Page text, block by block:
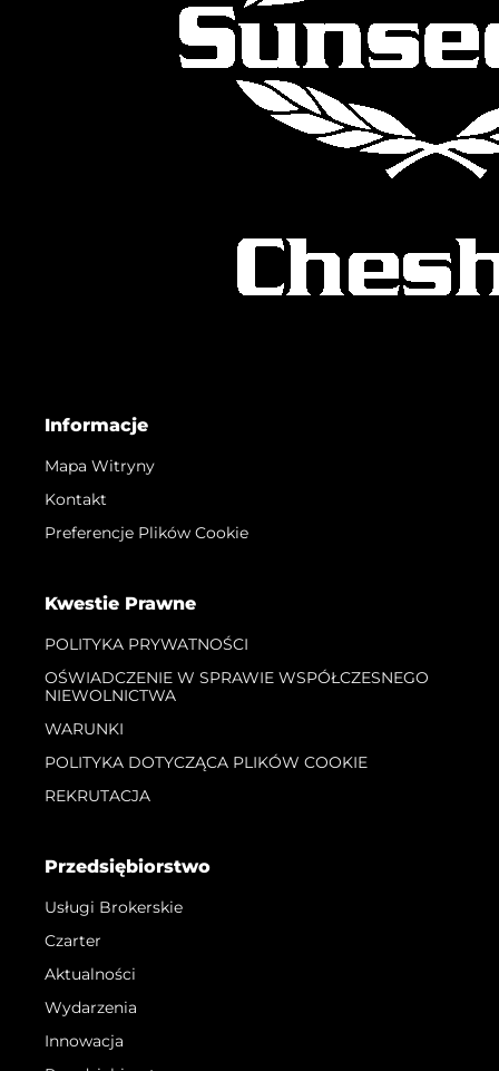
Informacje
Mapa Witryny
Kontakt
Preferencje Plików Cookie
Kwestie Prawne
POLITYKA PRYWATNOŚCI
OŚWIADCZENIE W SPRAWIE WSPÓŁCZESNEGO
NIEWOLNICTWA
WARUNKI
POLITYKA DOTYCZĄCA PLIKÓW COOKIE
REKRUTACJA
Przedsiębiorstwo
Usługi Brokerskie
Czarter
Aktualności
Wydarzenia
Innowacja